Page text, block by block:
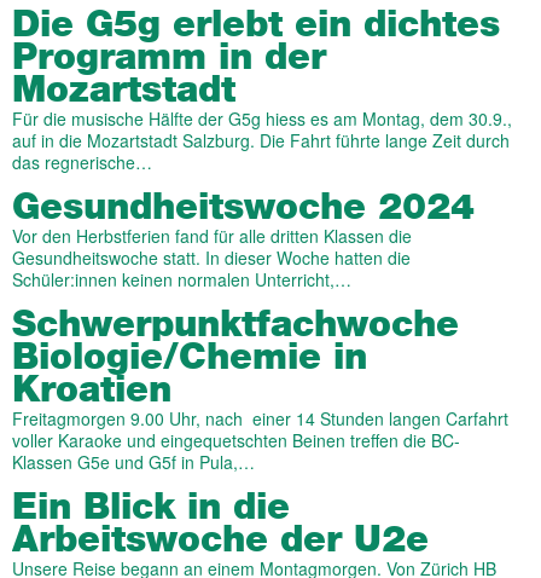
Die G5g erlebt ein dichtes
Programm in der
Mozartstadt
Für die musische Hälfte der G5g hiess es am Montag, dem 30.9.,
auf in die Mozartstadt Salzburg. Die Fahrt führte lange Zeit durch
das regnerische…
Gesundheitswoche 2024
Vor den Herbstferien fand für alle dritten Klassen die
Gesundheitswoche statt. In dieser Woche hatten die
Schüler:innen keinen normalen Unterricht,…
Schwerpunktfachwoche
Biologie/Chemie in
Kroatien
Freitagmorgen 9.00 Uhr, nach einer 14 Stunden langen Carfahrt
voller Karaoke und eingequetschten Beinen treffen die BC-
Klassen G5e und G5f in Pula,…
Ein Blick in die
Arbeitswoche der U2e
Unsere Reise begann an einem Montagmorgen. Von Zürich HB